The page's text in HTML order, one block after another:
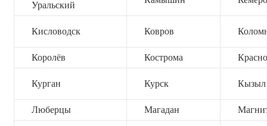
Уральский
Кисловодск Ковров
Королёв Кострома
Курган Курск Кызыл
Люберцы Магадан